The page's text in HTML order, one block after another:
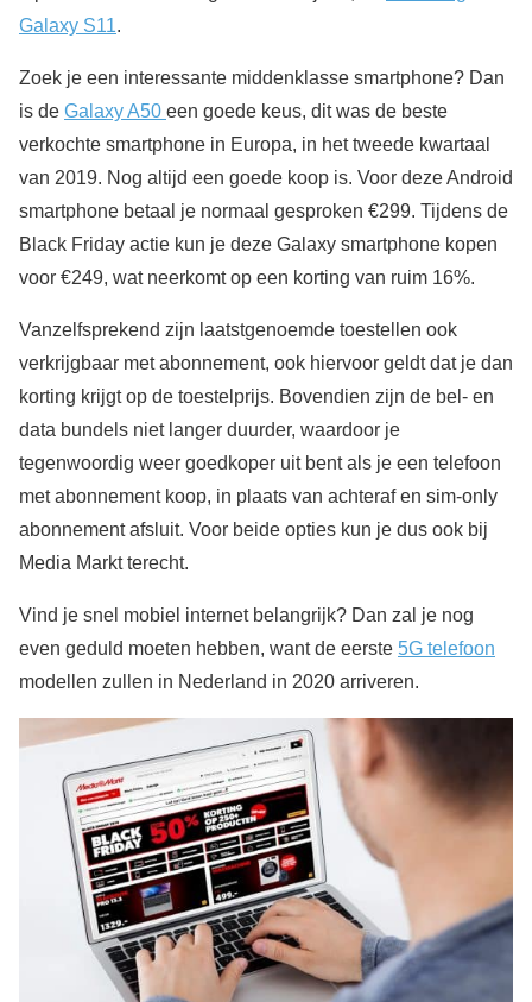
Galaxy S11.
Zoek je een interessante middenklasse smartphone? Dan
is de Galaxy A50 een goede keus, dit was de beste
verkochte smartphone in Europa, in het tweede kwartaal
van 2019. Nog altijd een goede koop is. Voor deze Android
smartphone betaal je normaal gesproken €299. Tijdens de
Black Friday actie kun je deze Galaxy smartphone kopen
voor €249, wat neerkomt op een korting van ruim 16%.
Vanzelfsprekend zijn laatstgenoemde toestellen ook
verkrijgbaar met abonnement, ook hiervoor geldt dat je dan
korting krijgt op de toestelprijs. Bovendien zijn de bel- en
data bundels niet langer duurder, waardoor je
tegenwoordig weer goedkoper uit bent als je een telefoon
met abonnement koop, in plaats van achteraf en sim-only
abonnement afsluit. Voor beide opties kun je dus ook bij
Media Markt terecht.
Vind je snel mobiel internet belangrijk? Dan zal je nog
even geduld moeten hebben, want de eerste 5G telefoon
modellen zullen in Nederland in 2020 arriveren.